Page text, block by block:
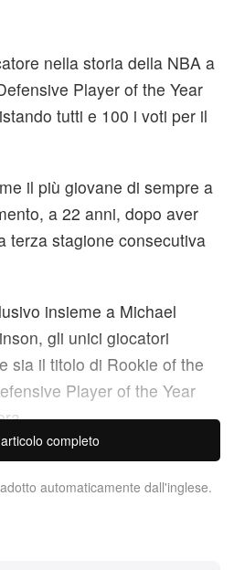
nella storia della NBA a
Player of the Year
tutti e 100 i voti per il
il più giovane di sempre a
a 22 anni, dopo aver
terza stagione consecutiva
insieme a Michael
gli unici giocatori
sia il titolo di Rookie of the
Player of the Year
Spurs Victor
a infrangere ogni
2025-26. Ricevuto il
completo
automaticamente dall'inglese.